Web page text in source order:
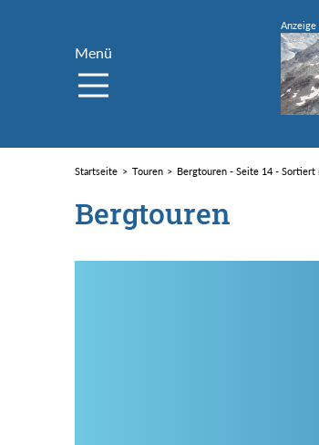
Menü
Startseite Touren Bergtouren - Seite 14 - Sortiert
Bergtouren